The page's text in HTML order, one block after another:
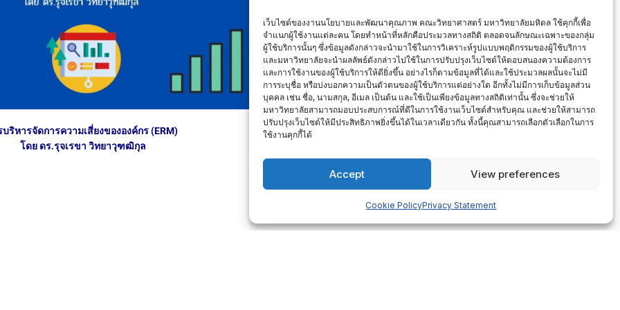
เว็บไซต์ของงานนโยบายและพัฒนาคุณภาพ คณะวิทยาศาสตร์ มหาวิทยาลัยมหิดล ใช้คุกกี้เพื่อ
จำแนกผู้ใช้งานแต่ละคน โดยทำหน้าที่หลักคือประมวลทางสถิติ ตลอดจนลักษณะเฉพาะของกลุ่ม
ผู้ใช้บริการนั้นๆ ซึ่งข้อมูลดังกล่าวจะนำมาใช้ในการวิเคราะห์รูปแบบพฤติกรรมของผู้ใช้บริการ
และมหาวิทยาลัยจะนำผลลัพธ์ดังกล่าวไปใช้ในการปรับปรุงเว็บไซต์ให้ตอบสนองความต้องการ
และการใช้งานของผู้ใช้บริการให้ดียิ่งขึ้น อย่างไรก็ตามข้อมูลที่ได้และใช้ประมวลผลนั้นจะไม่มี
การระบุชื่อ หรือบ่งบอกความเป็นตัวตนของผู้ใช้บริการแต่อย่างใด อีกทั้งไม่มีการเก็บข้อมูลส่วน
บุคคล เช่น ชื่อ, นามสกุล, อีเมล เป็นต้น และใช้เป็นเพียงข้อมูลทางสถิติเท่านั้น ซึ่งจะช่วยให้
มหาวิทยาลัยสามารถมอบประสบการณ์ที่ดีในการใช้งานเว็บไซต์สำหรับคุณ และช่วยให้สามารถ
ปรับปรุงเว็บไซต์ให้มีประสิทธิภาพยิ่งขึ้นได้ในเวลาเดียวกัน ทั้งนี้คุณสามารถเลือกตัวเลือกในการ
ใช้งานคุกกี้ได้
Accept View preferences
Cookie PolicyPrivacy Statement
บริหารจัดการความเสี่ยงขององค์กร (ERM)
โดย ดร.รุจเรขา วิทยาวุฑฒิกุล